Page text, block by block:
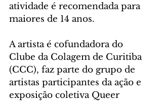
atividade é recomendada para
maiores de 14 anos.
A artista é cofundadora do
Clube da Colagem de Curitiba
(CCC), faz parte do grupo de
artistas participantes da ação e
exposição coletiva Queer